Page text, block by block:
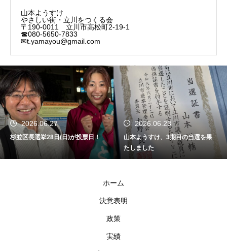
山本ようすけ
やさしい街・立川をつくる会
〒190-0011 立川市高松町2-19-1
☎080-5650-7833
✉t.yamayou@gmail.com
2026.06.27
杉並区長選挙28日(日)が投票日！
2026.06.23
山本ようすけ、3期目の当選を果
たしました
ホーム
決意表明
政策
実績